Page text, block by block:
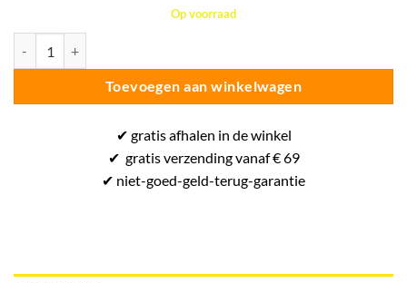
Op voorraad
Toevoegen aan winkelwagen
✔ gratisafhalen in de winkel
✔ gratisverzending vanaf € 69
✔ niet-goed-geld-terug-garantie